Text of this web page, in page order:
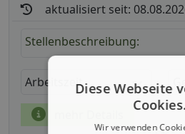
aktualisiert seit:
Stellenbeschreibung:
ArbeitszeitDiese Webseite
Wir verwenden